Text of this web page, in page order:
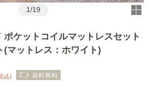
1/19
ポケットコイルマットレスセット
(マットレス：ホワイト)
込)